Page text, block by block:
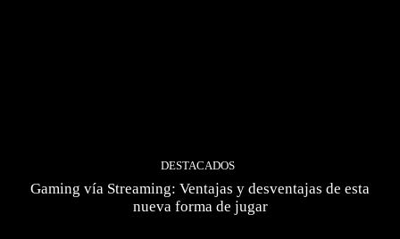
DESTACADOS
Gaming vía Streaming: Ventajas y desventajas de esta
nueva forma de jugar